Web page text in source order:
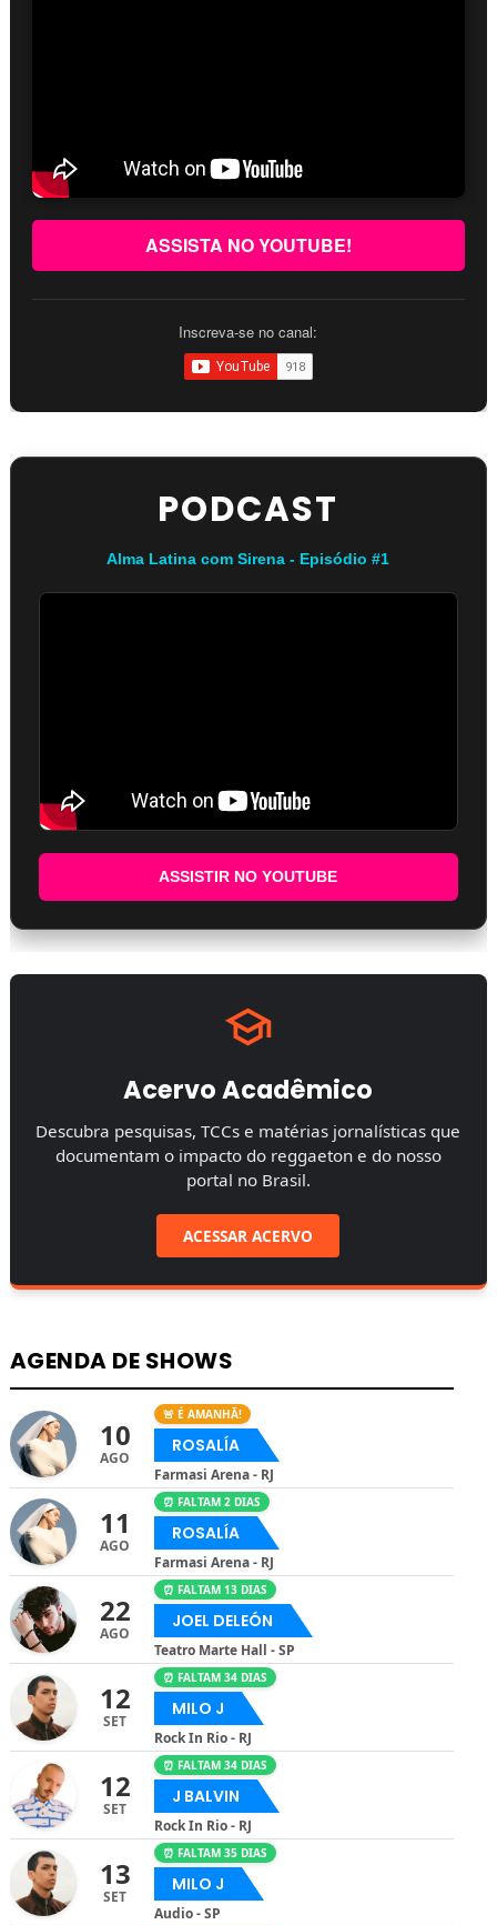
ASSISTA NO YOUTUBE!
Inscreva-se no canal:
PODCAST
Alma Latina com Sirena - Episódio #1
ASSISTIR NO YOUTUBE
Acervo Acadêmico
Descubra pesquisas, TCCs e matérias jornalísticas que
documentam o impacto do reggaeton e do nosso
portal no Brasil.
ACESSAR ACERVO
AGENDA DE SHOWS
10
AGO
🚨 É AMANHÃ!
ROSALÍA
Farmasi Arena - RJ
11
AGO
⏰ FALTAM 2 DIAS
ROSALÍA
Farmasi Arena - RJ
22
AGO
⏰ FALTAM 13 DIAS
JOEL DELEÓN
Teatro Marte Hall - SP
12
SET
⏰ FALTAM 34 DIAS
MILO J
Rock In Rio - RJ
12
SET
⏰ FALTAM 34 DIAS
J BALVIN
Rock In Rio - RJ
13
SET
⏰ FALTAM 35 DIAS
MILO J
Audio - SP